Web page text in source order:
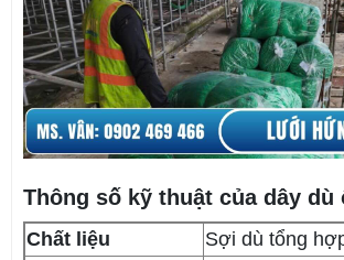
Thông số kỹ thuật của dây dù
Chất liệu
Sợi dù tổng